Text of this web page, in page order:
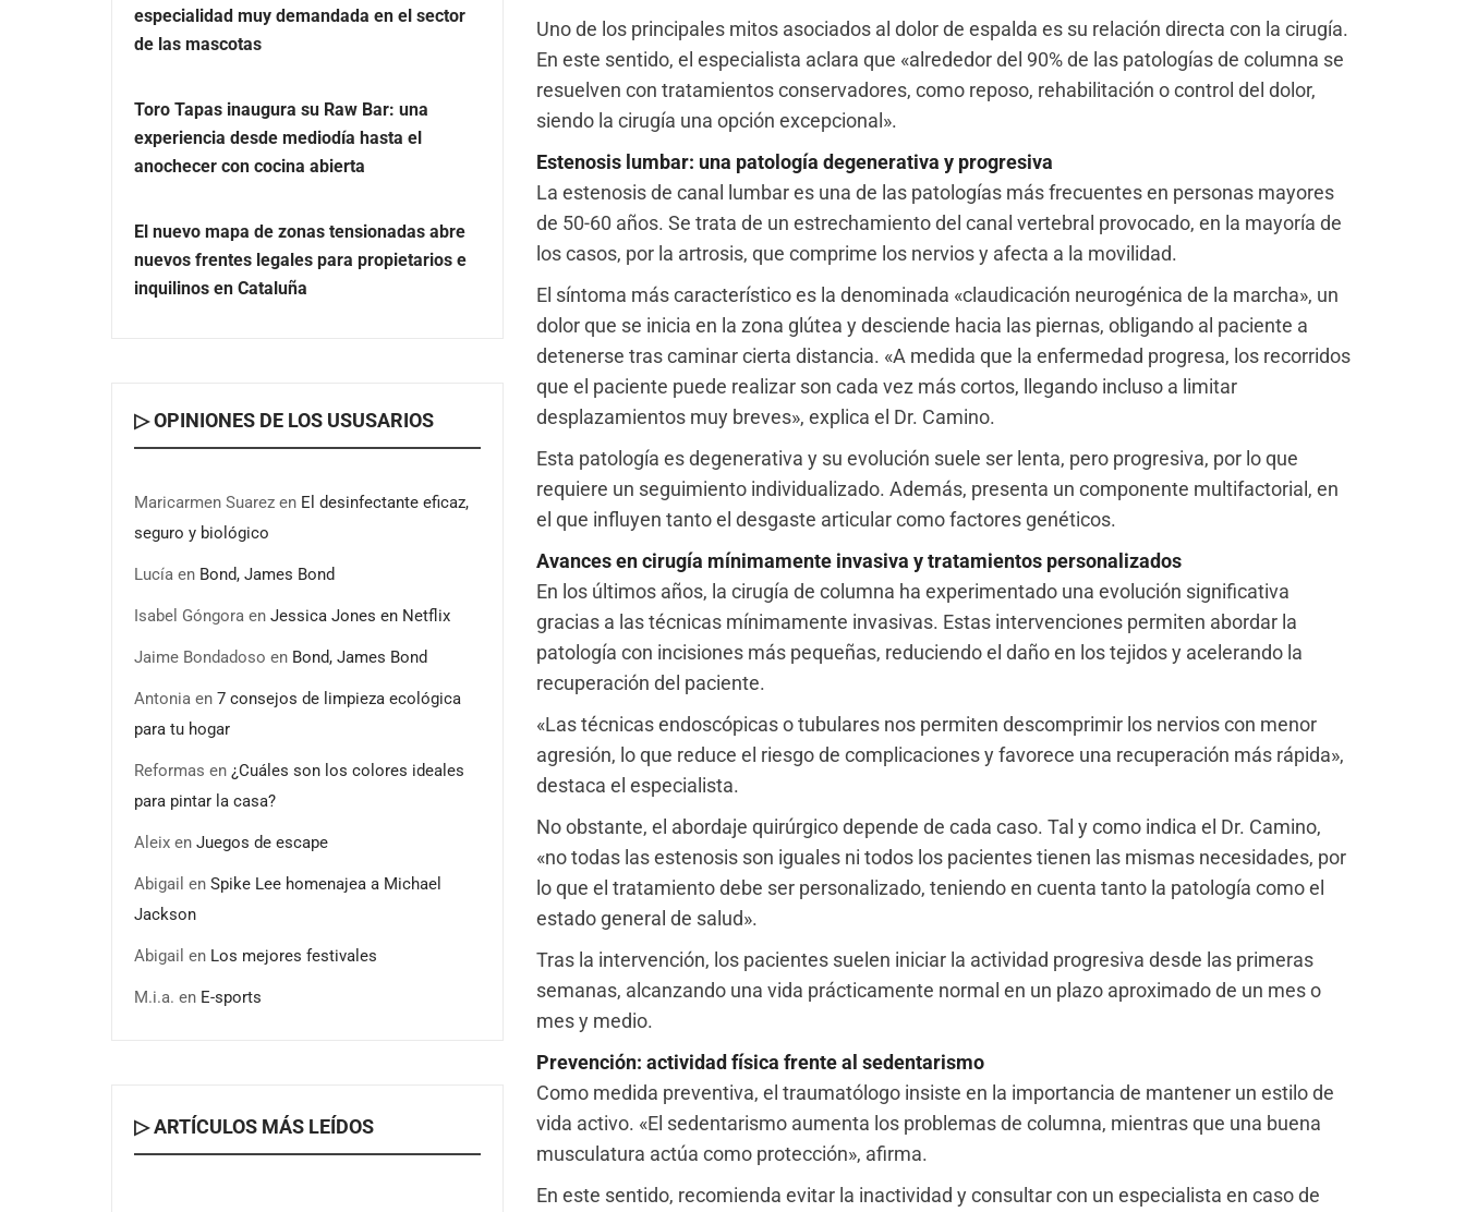
Uno de los principales mitos asociados al dolor de espalda es su relación directa con la cirugía.
En este sentido, el especialista aclara que «alrededor del 90% de las patologías de columna se
resuelven con tratamientos conservadores, como reposo, rehabilitación o control del dolor,
siendo la cirugía una opción excepcional».
Estenosis lumbar: una patología degenerativa y progresiva
La estenosis de canal lumbar es una de las patologías más frecuentes en personas mayores
de 50-60 años. Se trata de un estrechamiento del canal vertebral provocado, en la mayoría de
los casos, por la artrosis, que comprime los nervios y afecta a la movilidad.
El síntoma más característico es la denominada «claudicación neurogénica de la marcha», un
dolor que se inicia en la zona glútea y desciende hacia las piernas, obligando al paciente a
detenerse tras caminar cierta distancia. «A medida que la enfermedad progresa, los recorridos
que el paciente puede realizar son cada vez más cortos, llegando incluso a limitar
desplazamientos muy breves», explica el Dr. Camino.
Esta patología es degenerativa y su evolución suele ser lenta, pero progresiva, por lo que
requiere un seguimiento individualizado. Además, presenta un componente multifactorial, en
el que influyen tanto el desgaste articular como factores genéticos.
Avances en cirugía mínimamente invasiva y tratamientos personalizados
En los últimos años, la cirugía de columna ha experimentado una evolución significativa
gracias a las técnicas mínimamente invasivas. Estas intervenciones permiten abordar la
patología con incisiones más pequeñas, reduciendo el daño en los tejidos y acelerando la
recuperación del paciente.
«Las técnicas endoscópicas o tubulares nos permiten descomprimir los nervios con menor
agresión, lo que reduce el riesgo de complicaciones y favorece una recuperación más rápida»,
destaca el especialista.
No obstante, el abordaje quirúrgico depende de cada caso. Tal y como indica el Dr. Camino,
«no todas las estenosis son iguales ni todos los pacientes tienen las mismas necesidades, por
lo que el tratamiento debe ser personalizado, teniendo en cuenta tanto la patología como el
estado general de salud».
Tras la intervención, los pacientes suelen iniciar la actividad progresiva desde las primeras
semanas, alcanzando una vida prácticamente normal en un plazo aproximado de un mes o
mes y medio.
Prevención: actividad física frente al sedentarismo
Como medida preventiva, el traumatólogo insiste en la importancia de mantener un estilo de
vida activo. «El sedentarismo aumenta los problemas de columna, mientras que una buena
musculatura actúa como protección», afirma.
En este sentido, recomienda evitar la inactividad y consultar con un especialista en caso de
especialidad muy demandada en el sector
de las mascotas
Toro Tapas inaugura su Raw Bar: una
experiencia desde mediodía hasta el
anochecer con cocina abierta
El nuevo mapa de zonas tensionadas abre
nuevos frentes legales para propietarios e
inquilinos en Cataluña
▷ OPINIONES DE LOS USUSARIOS
Maricarmen Suarez en El desinfectante eficaz,
seguro y biológico
Lucía en Bond, James Bond
Isabel Góngora en Jessica Jones en Netflix
Jaime Bondadoso en Bond, James Bond
Antonia en 7 consejos de limpieza ecológica
para tu hogar
Reformas en ¿Cuáles son los colores ideales
para pintar la casa?
Aleix en Juegos de escape
Abigail en Spike Lee homenajea a Michael
Jackson
Abigail en Los mejores festivales
M.i.a. en E-sports
▷ ARTÍCULOS MÁS LEÍDOS